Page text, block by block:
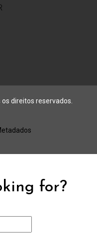
direitos reservados.
for?